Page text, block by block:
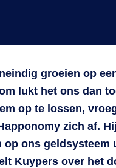
groeien op
lukt het ons dan
op te lossen,
zich af.
op ons geldsysteem
Kuypers over het